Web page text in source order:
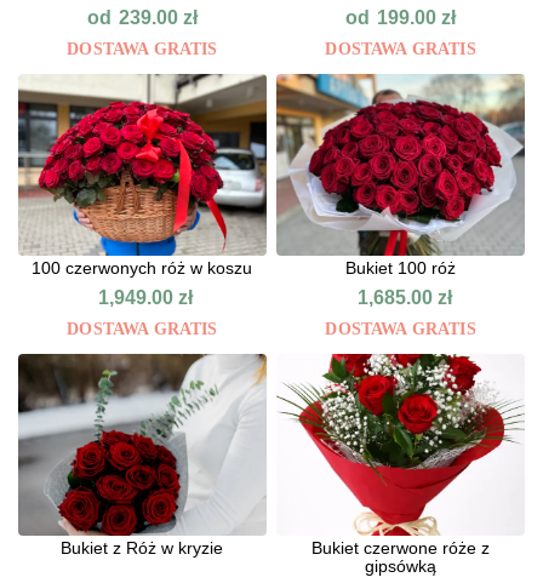
od 239.00 zł
DOSTAWA GRATIS
od 199.00zł
DOSTAWA GRATIS
100 czerwonych róż w koszu
1,949.00zł
DOSTAWA GRATIS
Bukiet 100 róż
1,685.00 zł
DOSTAWA GRATIS
Bukiet z Róż w kryzie
Bukiet czerwone róże z
gipsówką